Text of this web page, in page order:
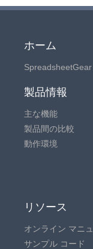
ホーム
SpreadsheetGear
製品情報
主な機能
製品間の比較
動作環境
リソース
オンライン マニ
サンプル コード